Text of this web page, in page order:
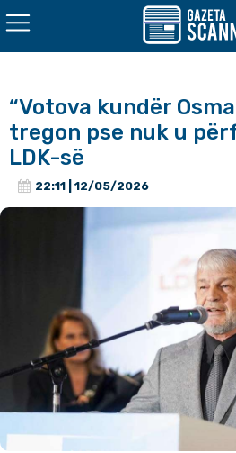
“Votova kundër
tregon pse nuk u
LDK-së
22:11 | 12/05/2026